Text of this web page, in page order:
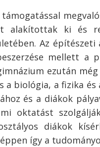
támogatással
alakítottak ki és
Az
mellett a
ezután
biológia, a fizika és
és a diákok
oktatást
diákok
így a